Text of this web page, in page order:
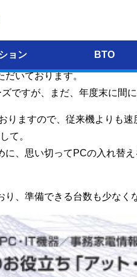
ョン BTO
ルパソコン!!
だいております。
ですが、まだ、年度末に間
ますので、従来機よりも速
て。
、思い切ってPCの入れ替
、準備できる台数も少な